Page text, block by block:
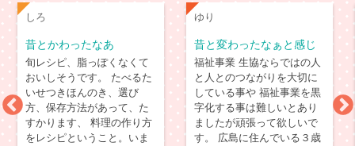
しろ
昔とかわったなあ
旬レシピ、脂っぽくなくて
おいしそうです。 たべるた
いせつきほんのき、選び
方、保存方法があって、た
すかります、 料理の作り方
をレシピということ。いま
ゆり
昔と変わったなぁと感じ
ること
福祉事業 生協ならではの人
と人とのつながりを大切に
している事や 福祉事業を黒
字化する事は難しいとあり
ましたが頑張って欲しいで
す。 広島に住んでいる３歳